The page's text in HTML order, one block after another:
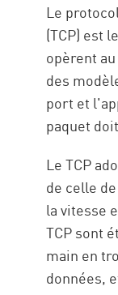
Le
(TCP) est
opèrent
des
port et
paquet
Le TCP
de celle
la vitesse
TCP sont
main en
données,